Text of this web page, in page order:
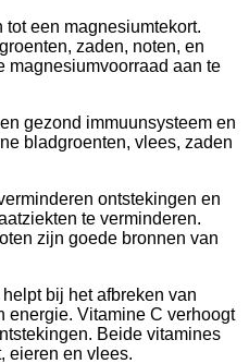
tot een magnesiumtekort.
zaden, noten, en
magnesiumvoorraad aan te
gezond immuunsysteem en
bladgroenten, vlees, zaden
ontstekingen en
te verminderen.
zijn goede bronnen van
bij het afbreken van
energie. Vitamine C verhoogt
Beide vitamines
eieren en vlees.